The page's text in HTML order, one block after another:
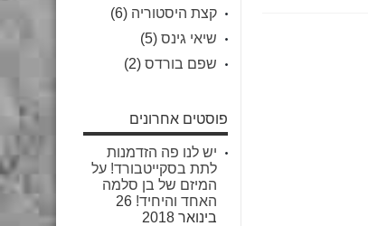
קצת היסטוריה (6)
שיאי גינס (5)
שפם בורדס (2)
פוסטים אחרונים
יש לנו פה הזדמנות
לתת בסקייטבורד! על
המיזם של בן סלמה
האחד והיחיד! 26
בינואר 2018